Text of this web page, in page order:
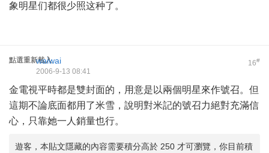
象明星们都很少照这种了。
點選重新載入 16#
waiwai
2006-9-13 08:41
金電視平時都是雙封面的，用意是以兩個明星來作號召。但
這期不論底面都用了米雪，說明對米記的號召力絕對充滿信
心，只靠她一人銷量也行。
遊客，本貼文隱藏的內容需要積分高於 250 才可瀏覽，你目前積